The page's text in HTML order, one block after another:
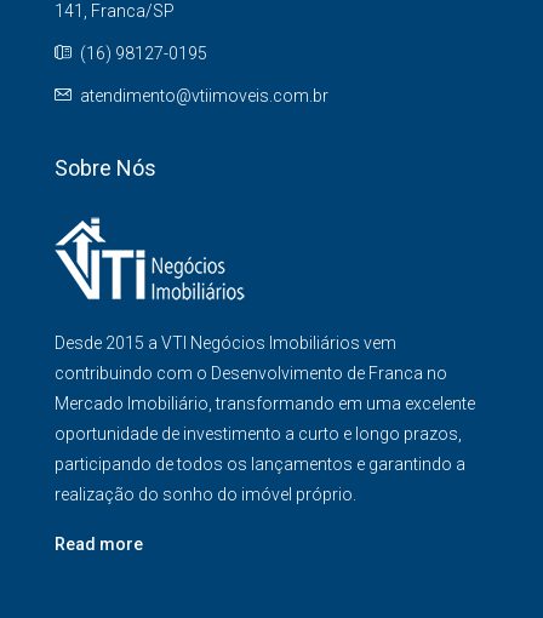
141, Franca/SP
(16) 98127-0195
atendimento@vtiimoveis.com.br
Sobre Nós
Desde 2015 a VTI Negócios Imobiliários vem
contribuindo com o Desenvolvimento de Franca no
Mercado Imobiliário, transformando em uma excelente
oportunidade de investimento a curto e longo prazos,
participando de todos os lançamentos e garantindo a
realização do sonho do imóvel próprio.
Read more